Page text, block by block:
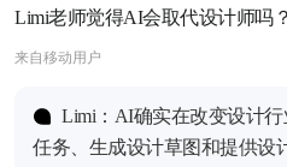
Limi老师觉得AI会取代设计师吗？
来自移动用户
Limi：AI确实在改变设计
任务、生成设计草图和提供设